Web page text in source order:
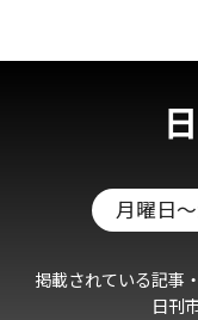
または
の安全
要かつ
に関して
ます。
月曜日
掲載されている記事
日刊